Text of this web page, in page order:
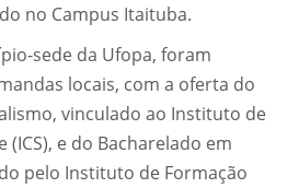
no Campus Itaituba.
sede da Ufopa, foram
locais, com a oferta do
vinculado ao Instituto de
(ICS), e do Bacharelado em
pelo Instituto de Formação